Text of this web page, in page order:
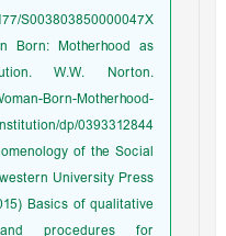
S003803850000047X.
Born: Motherhood as
W.W. Norton.
Born-Motherhood-
dp/0393312844.
of the Social
University Press.
Basics of qualitative